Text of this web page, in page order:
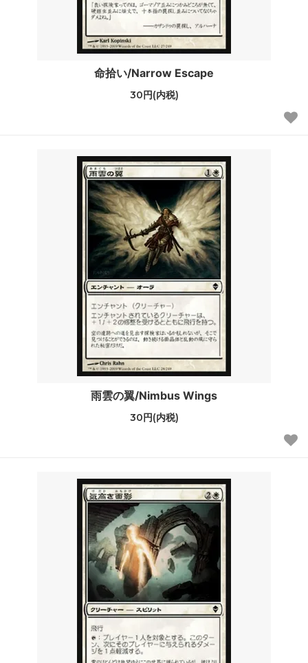
命拾い/Narrow Escape
30円(内税)
雨雲の翼/Nimbus Wings
30円(内税)